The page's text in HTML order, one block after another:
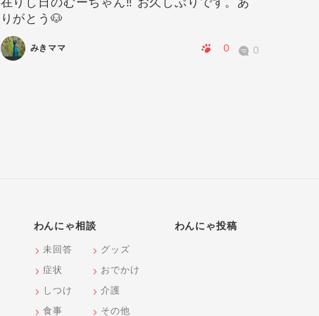
りがとう🐶
みきママ 0 0
わんにゃ相談
未回答
グッズ
症状
おでかけ
しつけ
介護
食事
その他
わんにゃ投稿